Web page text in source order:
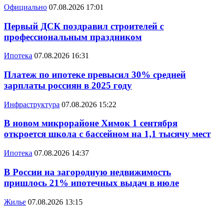
Официально 07.08.2026 17:01
Первый ДСК поздравил строителей с
профессиональным праздником
Ипотека 07.08.2026 16:31
Платеж по ипотеке превысил 30% средней
зарплаты россиян в 2025 году
Инфраструктура 07.08.2026 15:22
В новом микрорайоне Химок 1 сентября
откроется школа с бассейном на 1,1 тысячу мест
Ипотека 07.08.2026 14:37
В России на загородную недвижимость
пришлось 21% ипотечных выдач в июле
Жилье 07.08.2026 13:15